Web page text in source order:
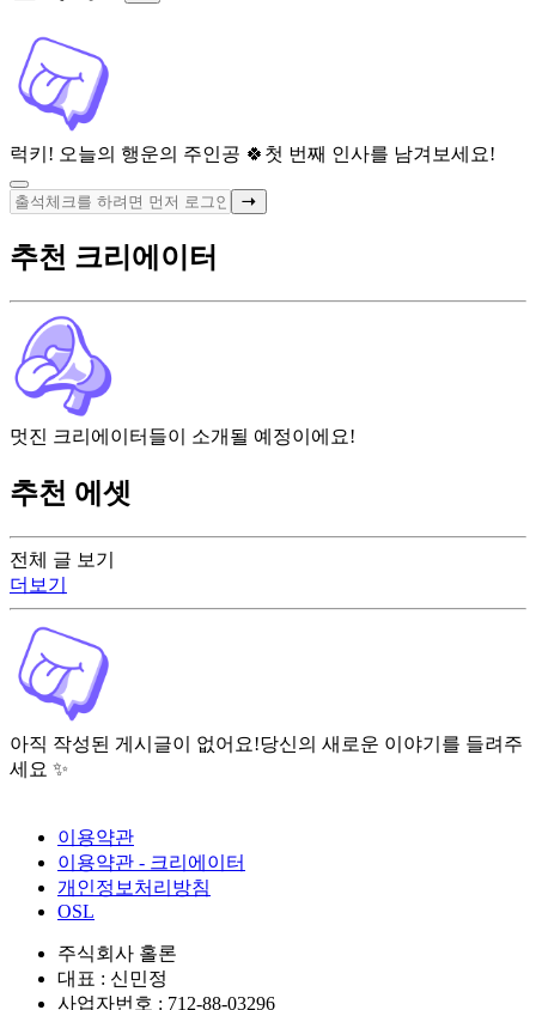
럭키! 오늘의 행운의 주인공 🍀 첫 번째 인사를 남겨보세요!
전체 글 보기
더보기
아직 작성된 게시글이 없어요!당신의 새로운 이야기를 들려주
세요 ✨
추천 크리에이터
멋진 크리에이터들이 소개될 예정이에요!
추천 에셋
이용약관
이용약관 - 크리에이터
개인정보처리방침
OSL
주식회사 홀론
대표 : 신민정
사업자번호 : 712-88-03296